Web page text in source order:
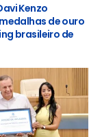
Kenzo
de ouro
brasileiro de